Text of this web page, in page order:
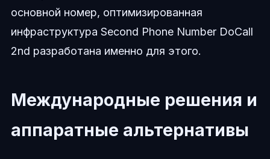
основной номер, оптимизированная
инфраструктура Second Phone Number DoCall
2nd разработана именно для этого.
Международные решения и
аппаратные альтернативы